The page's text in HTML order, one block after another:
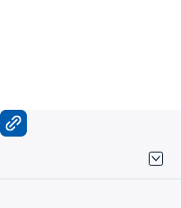
facebook